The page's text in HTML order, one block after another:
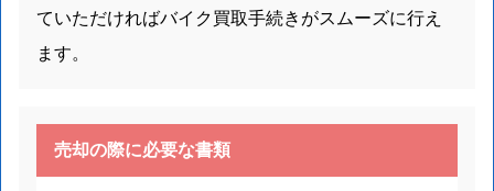
ていただければバイク買取手続きがスムーズに行え
ます。
売却の際に必要な書類